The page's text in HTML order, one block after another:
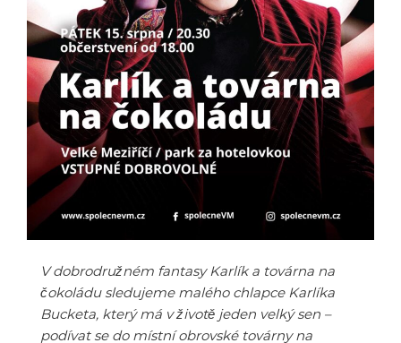
V dobrodružném fantasy Karlík a továrna na
čokoládu sledujeme malého chlapce Karlíka
Bucketa, který má v životě jeden velký sen –
podívat se do místní obrovské továrny na